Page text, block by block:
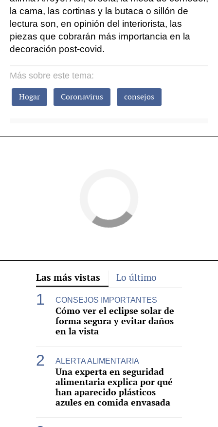
la cama, las cortinas y la butaca o sillón de
lectura son, en opinión del interiorista, las
piezas que cobrarán más importancia en la
decoración post-covid.
Más sobre este tema:
Hogar Coronavirus consejos
Las más vistas Lo último
CONSEJOS IMPORTANTES
Cómo ver el eclipse solar de
forma segura y evitar daños
en la vista
ALERTA ALIMENTARIA
Una experta en seguridad
alimentaria explica por qué
han aparecido plásticos
azules en comida envasada